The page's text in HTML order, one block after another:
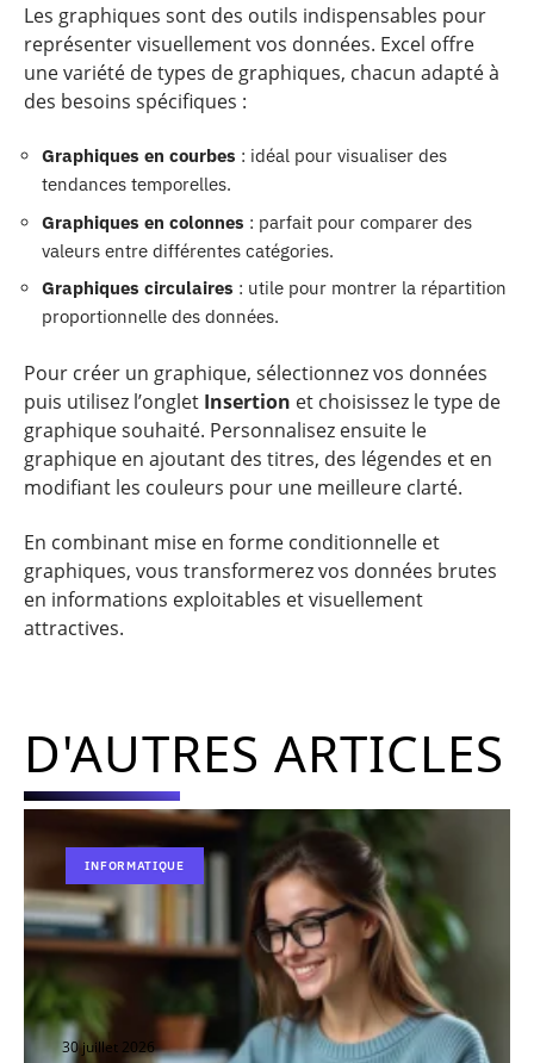
Les graphiques sont des outils indispensables pour
représenter visuellement vos données. Excel offre
une variété de types de graphiques, chacun adapté à
des besoins spécifiques :
Graphiques en courbes : idéal pour visualiser des
tendances temporelles.
Graphiques en colonnes : parfait pour comparer des
valeurs entre différentes catégories.
Graphiques circulaires : utile pour montrer la répartition
proportionnelle des données.
Pour créer un graphique, sélectionnez vos données
puis utilisez l’onglet Insertion et choisissez le type de
graphique souhaité. Personnalisez ensuite le
graphique en ajoutant des titres, des légendes et en
modifiant les couleurs pour une meilleure clarté.
En combinant mise en forme conditionnelle et
graphiques, vous transformerez vos données brutes
en informations exploitables et visuellement
attractives.
D'AUTRES ARTICLES
INFORMATIQUE
30 juillet 2026